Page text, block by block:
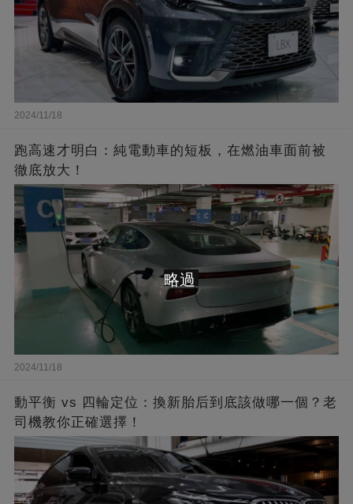
2024/11/18
跑高速才明白：純電動車的短板，在燃油車面前被
徹底放大！
2024/11/18
動平衡 vs 四輪定位：換新胎后到底該做哪一個？老
司機教你正確選擇！
略過